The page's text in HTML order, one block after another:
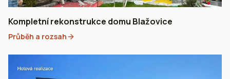
Kompletní rekonstrukce domu Blažovice
Průběh a rozsah